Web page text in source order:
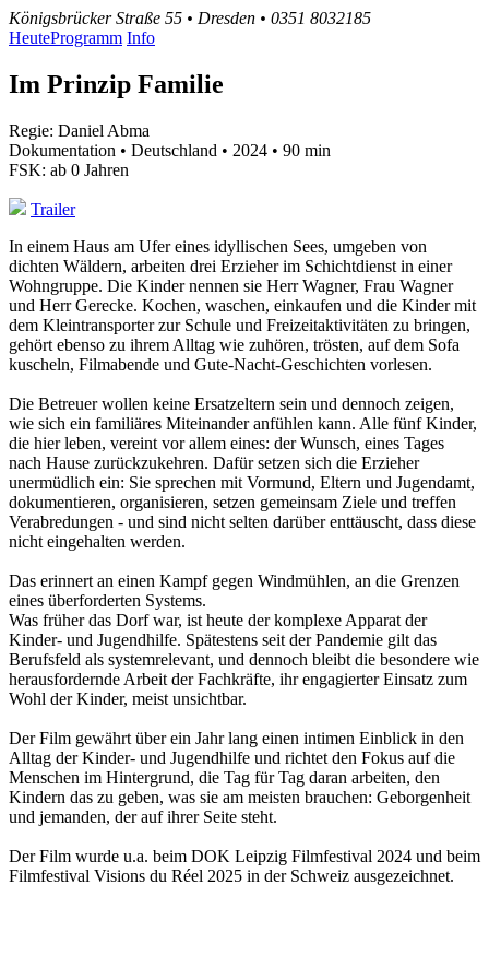
Königsbrücker Straße 55 • Dresden • 0351 8032185
HeuteProgramm Info
Im Prinzip Familie
Regie: Daniel Abma
Dokumentation • Deutschland • 2024 • 90 min
FSK: ab 0 Jahren
Trailer
In einem Haus am Ufer eines idyllischen Sees, umgeben von
dichten Wäldern, arbeiten drei Erzieher im Schichtdienst in einer
Wohngruppe. Die Kinder nennen sie Herr Wagner, Frau Wagner
und Herr Gerecke. Kochen, waschen, einkaufen und die Kinder mit
dem Kleintransporter zur Schule und Freizeitaktivitäten zu bringen,
gehört ebenso zu ihrem Alltag wie zuhören, trösten, auf dem Sofa
kuscheln, Filmabende und Gute-Nacht-Geschichten vorlesen.
Die Betreuer wollen keine Ersatzeltern sein und dennoch zeigen,
wie sich ein familiäres Miteinander anfühlen kann. Alle fünf Kinder,
die hier leben, vereint vor allem eines: der Wunsch, eines Tages
nach Hause zurückzukehren. Dafür setzen sich die Erzieher
unermüdlich ein: Sie sprechen mit Vormund, Eltern und Jugendamt,
dokumentieren, organisieren, setzen gemeinsam Ziele und treffen
Verabredungen - und sind nicht selten darüber enttäuscht, dass diese
nicht eingehalten werden.
Das erinnert an einen Kampf gegen Windmühlen, an die Grenzen
eines überforderten Systems.
Was früher das Dorf war, ist heute der komplexe Apparat der
Kinder- und Jugendhilfe. Spätestens seit der Pandemie gilt das
Berufsfeld als systemrelevant, und dennoch bleibt die besondere wie
herausfordernde Arbeit der Fachkräfte, ihr engagierter Einsatz zum
Wohl der Kinder, meist unsichtbar.
Der Film gewährt über ein Jahr lang einen intimen Einblick in den
Alltag der Kinder- und Jugendhilfe und richtet den Fokus auf die
Menschen im Hintergrund, die Tag für Tag daran arbeiten, den
Kindern das zu geben, was sie am meisten brauchen: Geborgenheit
und jemanden, der auf ihrer Seite steht.
Der Film wurde u.a. beim DOK Leipzig Filmfestival 2024 und beim
Filmfestival Visions du Réel 2025 in der Schweiz ausgezeichnet.